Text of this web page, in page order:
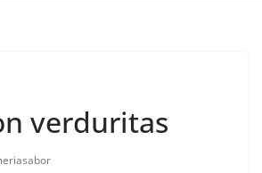
verduritas